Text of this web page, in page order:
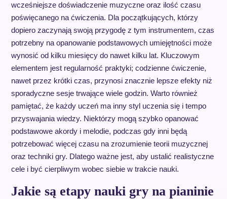
wcześniejsze doświadczenie muzyczne oraz ilość czasu
poświęcanego na ćwiczenia. Dla początkujących, którzy
dopiero zaczynają swoją przygodę z tym instrumentem, czas
potrzebny na opanowanie podstawowych umiejętności może
wynosić od kilku miesięcy do nawet kilku lat. Kluczowym
elementem jest regularność praktyki; codzienne ćwiczenie,
nawet przez krótki czas, przynosi znacznie lepsze efekty niż
sporadyczne sesje trwające wiele godzin. Warto również
pamiętać, że każdy uczeń ma inny styl uczenia się i tempo
przyswajania wiedzy. Niektórzy mogą szybko opanować
podstawowe akordy i melodie, podczas gdy inni będą
potrzebować więcej czasu na zrozumienie teorii muzycznej
oraz techniki gry. Dlatego ważne jest, aby ustalić realistyczne
cele i być cierpliwym wobec siebie w trakcie nauki.
Jakie są etapy nauki gry na pianinie